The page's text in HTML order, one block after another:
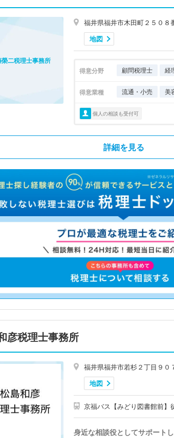
福井県福井市木田町２５０８
地図
得意分野 顧問税理士 経
得意業種 流通・小売 美
個人の相談も受付可
榮二税理士事務所
詳細を見る
彦税理士事務所
福井県福井市若杉２丁目９０
地図
京福バス【みどり図書館前】
身近な相談役としてサポート